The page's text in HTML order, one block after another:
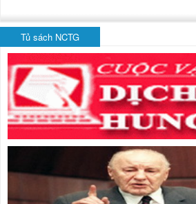
Tủ sách NCTG